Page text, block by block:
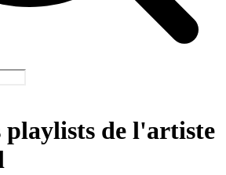
playlists de l'artiste